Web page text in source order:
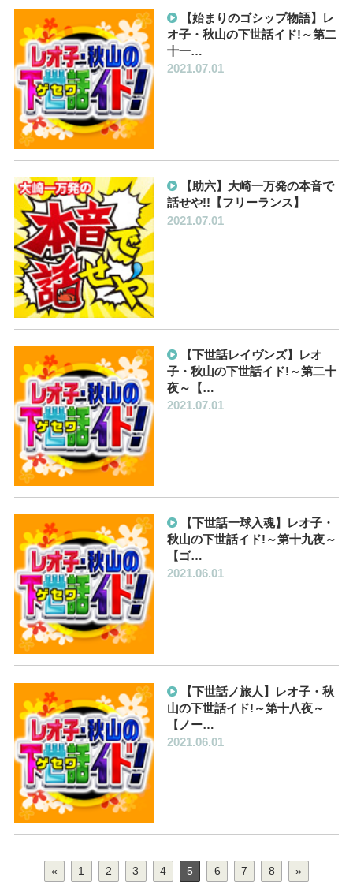
【始まりのゴシップ物語】レ
オ子・秋山の下世話イド!～第二
十一…
2021.07.01
【助六】大崎一万発の本音で
話せや!!【フリーランス】
2021.07.01
【下世話レイヴンズ】レオ
子・秋山の下世話イド!～第二十
夜～【…
2021.07.01
【下世話一球入魂】レオ子・
秋山の下世話イド!～第十九夜～
【ゴ…
2021.06.01
【下世話ノ旅人】レオ子・秋
山の下世話イド!～第十八夜～
【ノー…
2021.06.01
« 1 2 3 4 5 6 7 8 »